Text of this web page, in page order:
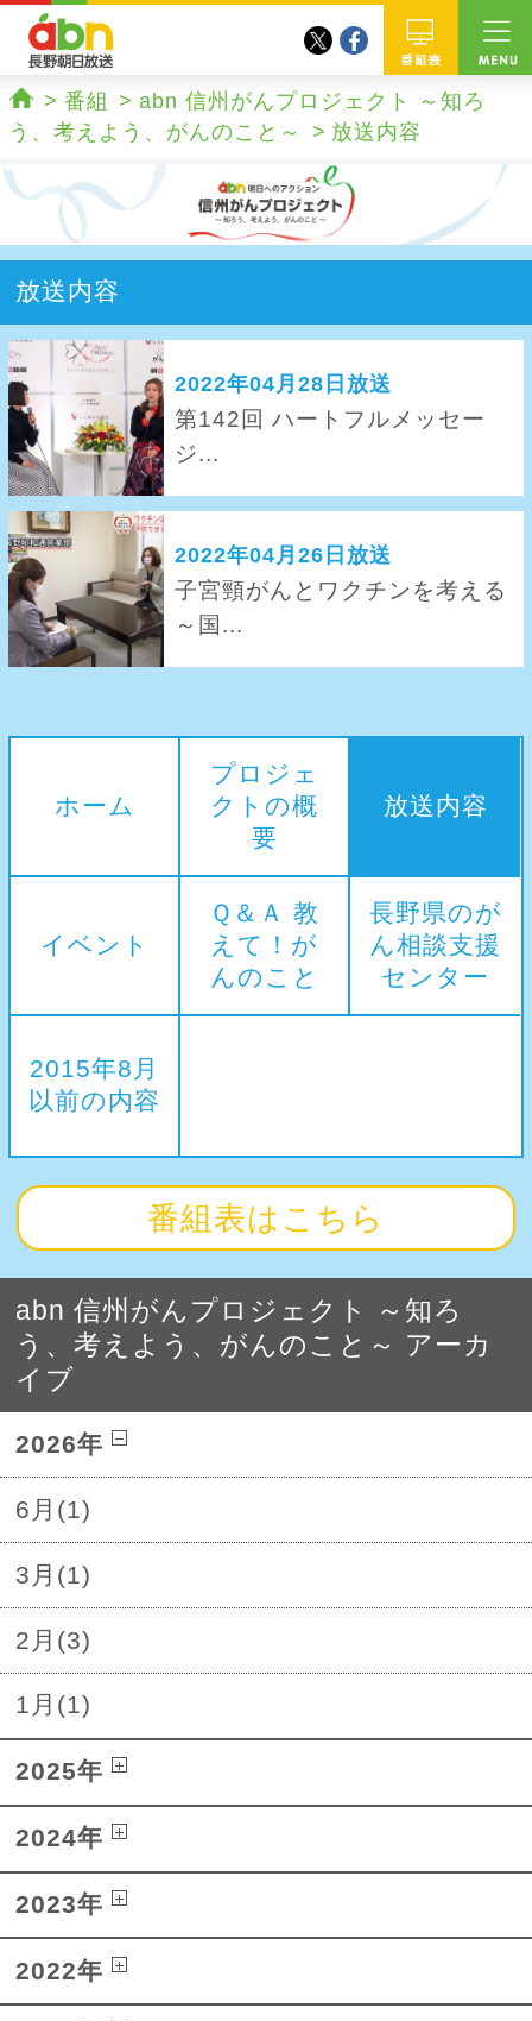
番組
twitterfacebook
ホーム
番組
abn 信州がんプロジェクト ～知ろ
う、考えよう、がんのこと～
放送内容
放送内容
2022年04月28日放送
第142回 ハートフルメッセー
ジ...
2022年04月26日放送
子宮頸がんとワクチンを考える
～国...
ホーム
プロジェ
クトの概
要
放送内容
イベント
Ｑ＆Ａ 教
えて！が
んのこと
長野県のが
ん相談支援
センター
2015年8月
以前の内容
番組表はこちら
abn 信州がんプロジェクト ～知ろ
う、考えよう、がんのこと～ アーカ
イブ
2026年
6月(1)
3月(1)
2月(3)
1月(1)
2025年
2024年
2023年
2022年